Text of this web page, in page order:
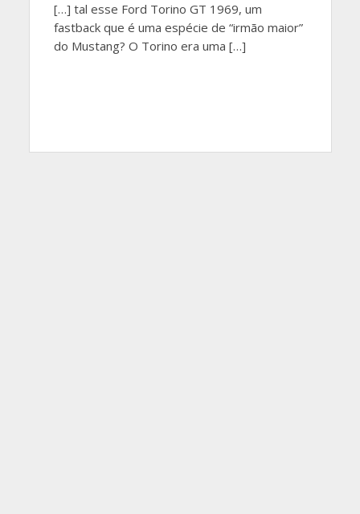
[…] tal esse Ford Torino GT 1969, um
fastback que é uma espécie de “irmão maior”
do Mustang? O Torino era uma […]